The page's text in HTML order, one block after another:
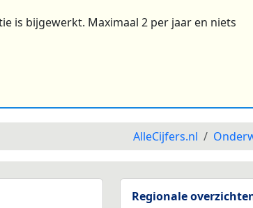
is bijgewerkt. Maximaal 2 per jaar en niets
AlleCijfers.nl
Regionale